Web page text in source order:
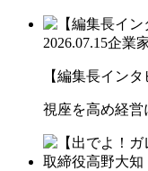
2026.07.15企業
【編集長イン
視座を高め経営